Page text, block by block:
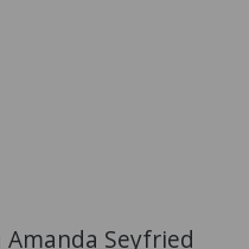
Amanda Seyfried